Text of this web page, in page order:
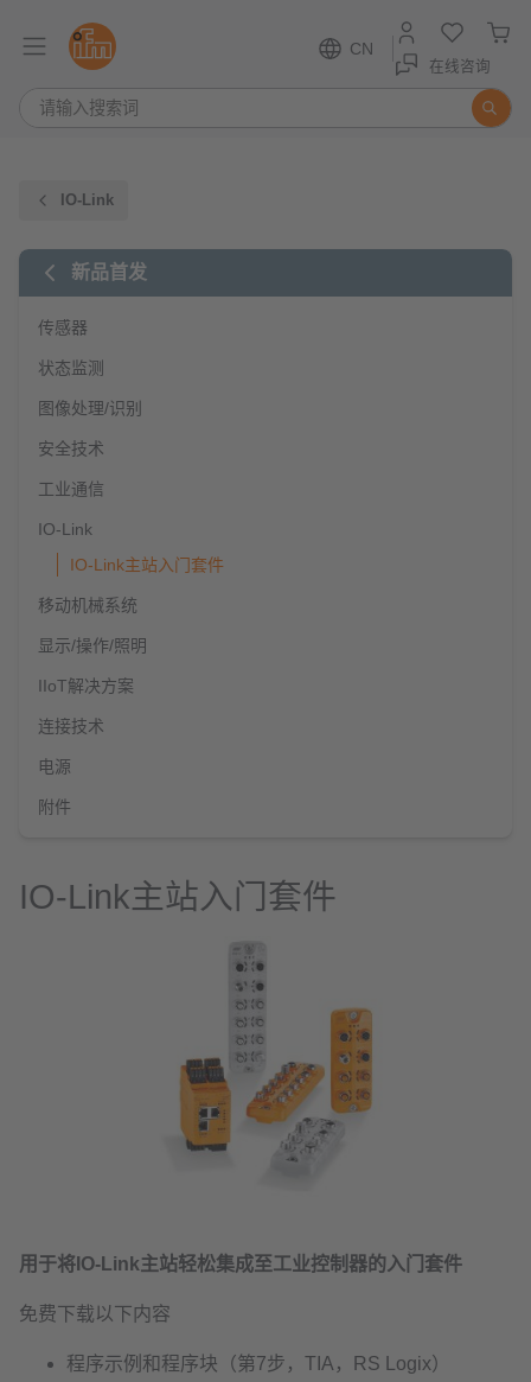
CN
在线咨询
IO-Link
新品首发
传感器
状态监测
图像处理/识别
安全技术
工业通信
IO-Link
IO-Link主站入门套件
移动机械系统
显示/操作/照明
IIoT解决方案
连接技术
电源
附件
IO-Link主站入门套件
用于将IO-Link主站轻松集成至工业控制器的入门套件
免费下载以下内容
程序示例和程序块（第7步，TIA，RS Logix）